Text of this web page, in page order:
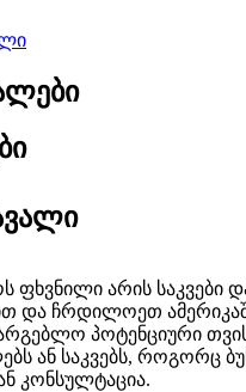
ფხვნილი არის საკვები
ჩრდილოეთ
პოტენციური
ან საკვებს, როგორც
კონსულტაცია.